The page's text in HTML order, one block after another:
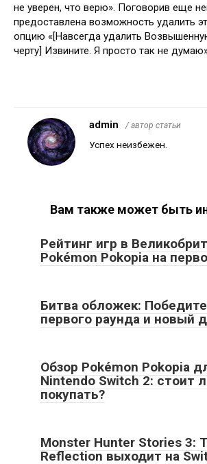
не уверен, что верю». Поговорив еще
предоставлена ​​возможность удалить
опцию «[Навсегда удалить
черту] Извините. Я просто так не
admin / автор статьи
Успех неизбежен.
Вам также может быть
Рейтинг игр в
Pokémon Pokopia на
Битва обложек:
первого раунда и новый
Обзор Pokémon Pokopia
Nintendo Switch 2: стоит
покупать?
Monster Hunter Stories 3:
Reflection выходит на